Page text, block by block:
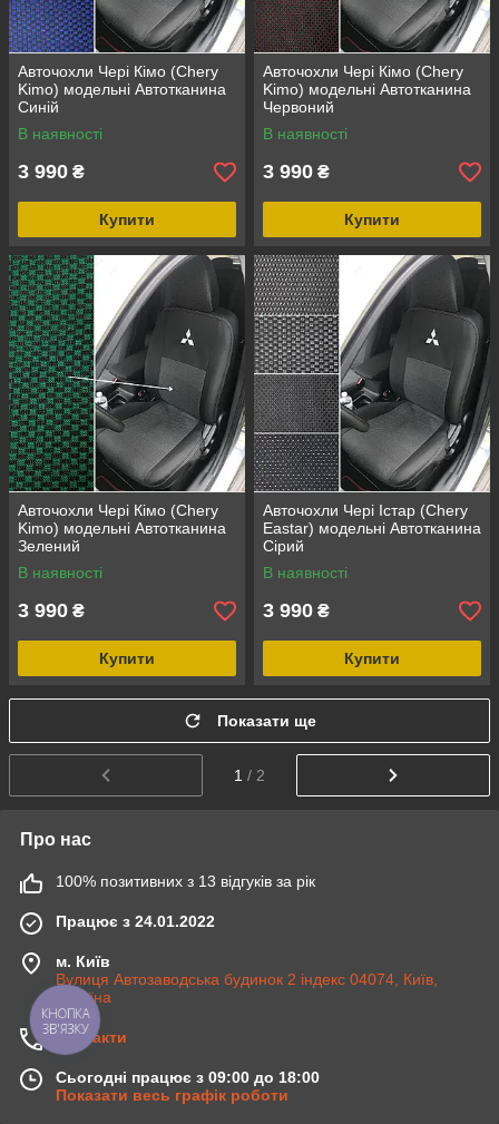
Авточохли Чері Кімо (Chery
Kimo) модельні Автотканина
Синій
В наявності
3 990 ₴
Купити
Авточохли Чері Кімо (Chery
Kimo) модельні Автотканина
Червоний
В наявності
3 990 ₴
Купити
Авточохли Чері Кімо (Chery
Kimo) модельні Автотканина
Зелений
В наявності
3 990 ₴
Купити
Авточохли Чері Істар (Chery
Eastar) модельні Автотканина
Сірий
В наявності
3 990 ₴
Купити
Показати ще
1 / 2
Про нас
100% позитивних з 13 відгуків за рік
Працює з 24.01.2022
м. Київ
Вулиця Автозаводська будинок 2 індекс 04074, Київ,
Україна
Контакти
Сьогодні працює з 09:00 до 18:00
Показати весь графік роботи
КНОПКА
ЗВ'ЯЗКУ